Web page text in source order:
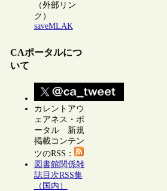
（外部リン
ク）
saveMLAK
CAポータルにつ
いて
カレントアウ
ェアネス・ポ
ータル 新規
掲載コンテン
ツのRSS：
図書館関係雑
誌目次RSS集
（国内）